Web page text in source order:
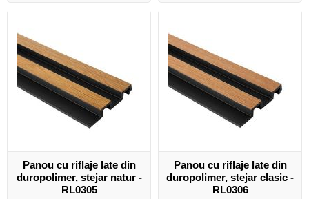
Panou cu riflaje late din
duropolimer, stejar natur -
RL0305
Panou cu riflaje late din
duropolimer, stejar clasic -
RL0306